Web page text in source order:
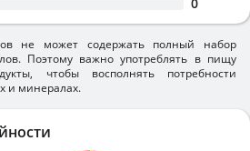
не может содержать полный набор
Поэтому важно употреблять в пищу
чтобы восполнять потребности
и минералах.